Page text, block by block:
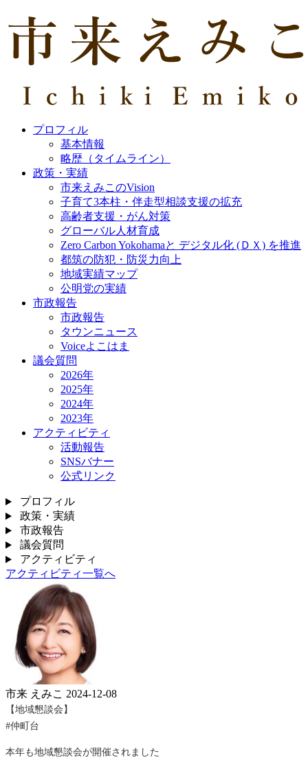
プロフィル
基本情報
略歴（タイムライン）
政策・実績
市来えみこのVision
子育て3本柱・伴走型相談支援の拡充
高齢者支援・がん対策
グローバル人材育成
Zero Carbon Yokohamaと デジタル化 (ＤＸ) を推進
都筑の防犯・防災力向上
地域実績マップ
公明党の実績
市政報告
市政報告
タウンニュース
Voiceよこはま
議会質問
2026年
2025年
2024年
2023年
アクティビティ
活動報告
SNSバナー
公式リンク
プロフィル
政策・実績
市政報告
議会質問
アクティビティ
アクティビティ一覧へ
市来 えみこ 2024-12-08
【地域懇談会】
#仲町台
本年も地域懇談会が開催されました